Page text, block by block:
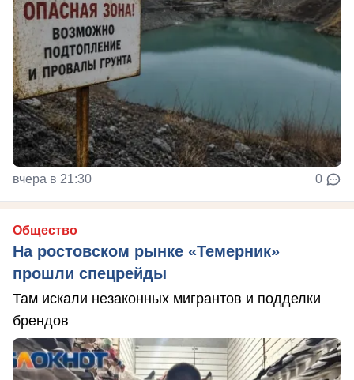
вчера в 21:30 0
Общество
На ростовском рынке «Темерник»
прошли спецрейды
Там искали незаконных мигрантов и подделки
брендов